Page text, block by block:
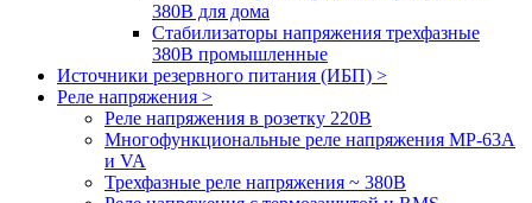
380В для дома
Стабилизаторы напряжения трехфазные
380В промышленные
Источники резервного питания (ИБП) >
Реле напряжения >
Реле напряжения в розетку 220В
Многофункциональные реле напряжения МР-63А
и VA
Трехфазные реле напряжения ~ 380В